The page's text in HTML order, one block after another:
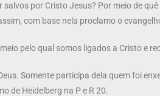
salvos por Cristo Jesus? Por meio de
com base nela proclamo o
pelo qual somos ligados a Cristo e
Somente participa dela quem foi
de Heidelberg na P e R 20.